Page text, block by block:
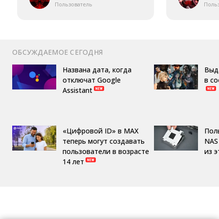
Пользователь
ОБСУЖДАЕМОЕ СЕГОДНЯ
Названа дата, когда
отключат Google
Assistant
«Цифровой ID» в MAX
теперь могут создавать
пользователи в возрасте
14 лет
в
из